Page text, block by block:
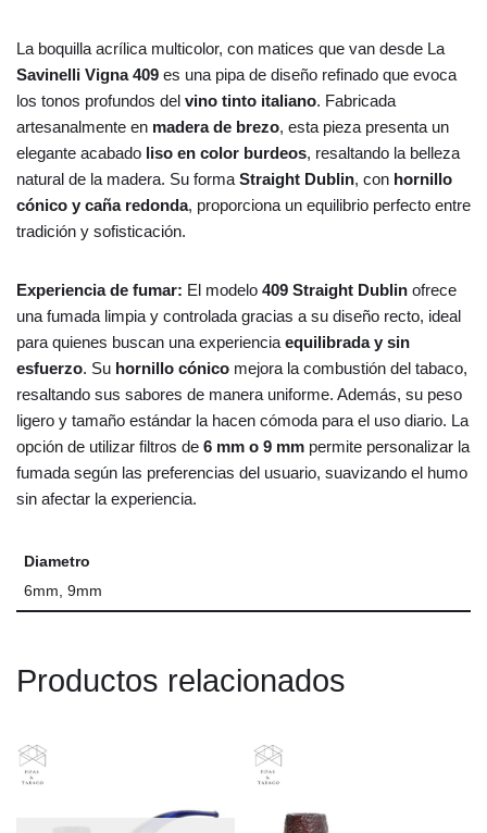
La boquilla acrílica multicolor, con matices que van desde La
Savinelli Vigna 409 es una pipa de diseño refinado que evoca
los tonos profundos del vino tinto italiano. Fabricada
artesanalmente en madera de brezo, esta pieza presenta un
elegante acabado liso en color burdeos, resaltando la belleza
natural de la madera. Su forma Straight Dublin, con hornillo
cónico y caña redonda, proporciona un equilibrio perfecto entre
tradición y sofisticación.
Experiencia de fumar: El modelo 409 Straight Dublin ofrece
una fumada limpia y controlada gracias a su diseño recto, ideal
para quienes buscan una experiencia equilibrada y sin
esfuerzo. Su hornillo cónico mejora la combustión del tabaco,
resaltando sus sabores de manera uniforme. Además, su peso
ligero y tamaño estándar la hacen cómoda para el uso diario. La
opción de utilizar filtros de 6 mm o 9 mm permite personalizar la
fumada según las preferencias del usuario, suavizando el humo
sin afectar la experiencia.
Diametro
6mm, 9mm
Productos relacionados